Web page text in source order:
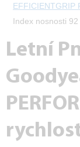
EFFICIENTGRIP
Index nosnosti 92
Letní